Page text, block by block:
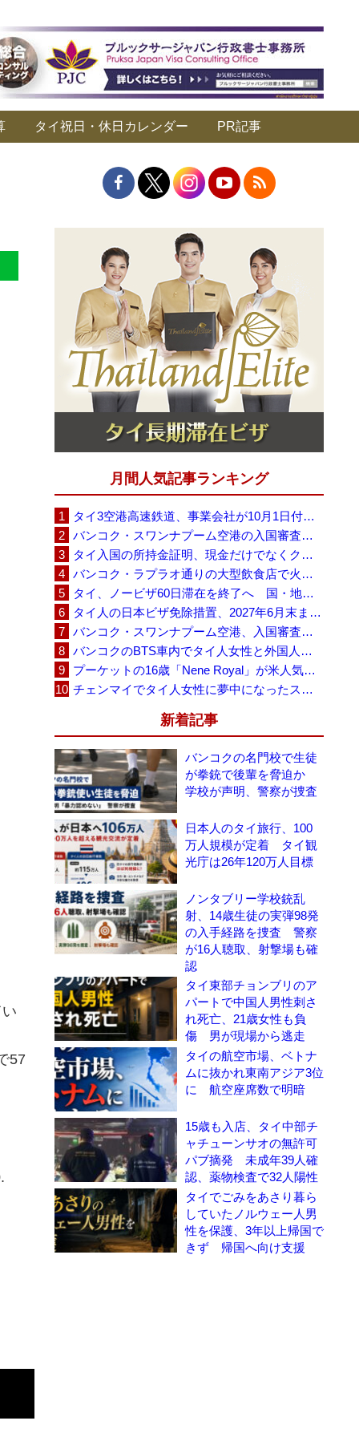
タイ祝日・休日カレンダー PR記事
57
月間人気記事ランキング
タイ3空港高速鉄道、事業会社が10月1日付の契約終了を通知 「現時点での撤退決定ではない」
バンコク・スワンナプーム空港の入国審査に長蛇の列、SNSで「3～4時間待ち」との投稿が拡散
タイ入国の所持金証明、現金だけでなくクレジットカードや銀行明細も提示可能
バンコク・ラプラオ通りの大型飲食店で火災、27人死亡・多数負傷
タイ、ノービザ60日滞在を終了へ 国・地域別に30日・15日へ再編
タイ人の日本ビザ免除措置、2027年6月末まで延長 不安広がる中でひとまず安堵
バンコク・スワンナプーム空港、入国審査で2～3時間待ちの時間帯も 審査厳格化と人員不足が影響か
バンコクのBTS車内でタイ人女性と外国人学生グループが口論、騒音めぐる動画が拡散
プーケットの16歳「Nene Royal」が米人気番組で圧巻の演奏、審査員4人全員が「Yes」
チェンマイでタイ人女性に夢中になったスウェーデン人男性、全財産を失い捨てられる
新着記事
バンコクの名門校で生徒
が拳銃で後輩を脅迫か
学校が声明、警察が捜査
日本人のタイ旅行、100
万人規模が定着 タイ観
光庁は26年120万人目標
ノンタブリー学校銃乱
射、14歳生徒の実弾98発
の入手経路を捜査 警察
が16人聴取、射撃場も確
認
タイ東部チョンブリのア
パートで中国人男性刺さ
れ死亡、21歳女性も負
傷 男が現場から逃走
タイの航空市場、ベトナ
ムに抜かれ東南アジア3位
に 航空座席数で明暗
15歳も入店、タイ中部チ
ャチューンサオの無許可
パブ摘発 未成年39人確
認、薬物検査で32人陽性
タイでごみをあさり暮ら
していたノルウェー人男
性を保護、3年以上帰国で
きず 帰国へ向け支援